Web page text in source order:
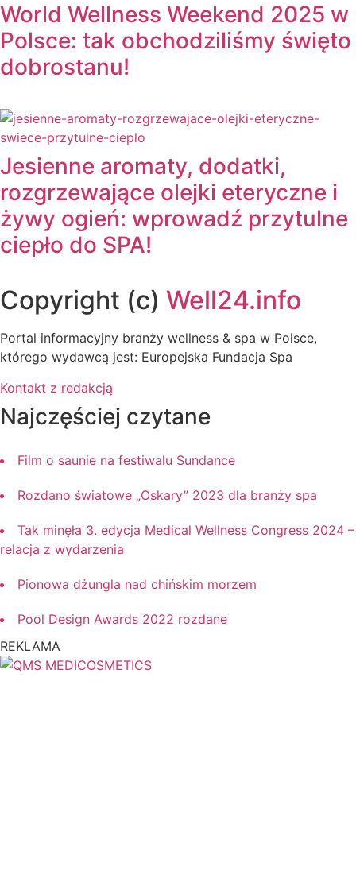
World Wellness Weekend 2025 w
Polsce: tak obchodziliśmy święto
dobrostanu!
Jesienne aromaty, dodatki,
rozgrzewające olejki eteryczne i
żywy ogień: wprowadź przytulne
ciepło do SPA!
Copyright (c) Well24.info
Portal informacyjny branży wellness & spa w Polsce,
którego wydawcą jest: Europejska Fundacja Spa
Kontakt z redakcją
Najczęściej czytane
Film o saunie na festiwalu Sundance
Rozdano światowe „Oskary” 2023 dla branży spa
Tak minęła 3. edycja Medical Wellness Congress 2024 –
relacja z wydarzenia
Pionowa dżungla nad chińskim morzem
Pool Design Awards 2022 rozdane
REKLAMA